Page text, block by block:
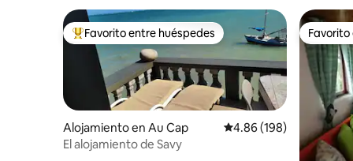
Favorito entre huéspedes preferido
Favorito entre huéspedes
Alojamiento en Au Cap Calificación promedio:
4.86 (198)
El alojamiento de Savy
Favorito